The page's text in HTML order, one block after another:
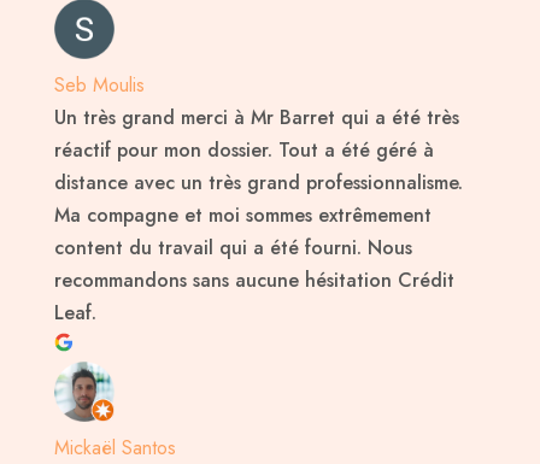
Seb Moulis
Un très grand merci à Mr Barret qui a été très
réactif pour mon dossier. Tout a été géré à
distance avec un très grand professionnalisme.
Ma compagne et moi sommes extrêmement
content du travail qui a été fourni. Nous
recommandons sans aucune hésitation Crédit
Leaf.
Mickaël Santos